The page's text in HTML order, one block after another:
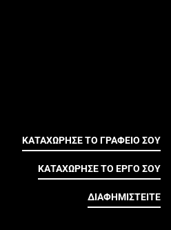
ΚΑΤΑΧΩΡΗΣΕ ΤΟ ΓΡΑΦΕΙΟ ΣΟΥ
ΚΑΤΑΧΩΡΗΣΕ ΤΟ ΕΡΓΟ ΣΟΥ
ΔΙΑΦΗΜΙΣΤΕΙΤΕ